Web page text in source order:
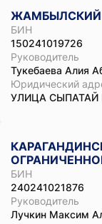
ЖАМБЫЛСКИЙ
БИН
150241019726
Руководитель
Тукебаева Алия
Юридический
УЛИЦА СЫПАТАЙ
БИН
240241021876
Руководитель
Лучкин Максим